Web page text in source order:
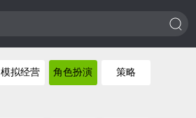
模拟经营 角色扮演 策略